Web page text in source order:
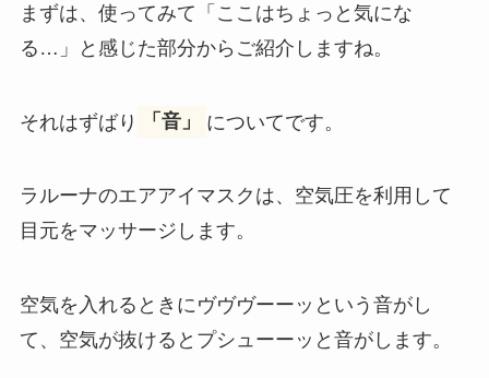
まずは、使ってみて「ここはちょっと気にな
る…」と感じた部分からご紹介しますね。
それはずばり 「音」 についてです。
ラルーナのエアアイマスクは、空気圧を利用して
目元をマッサージします。
空気を入れるときにヴヴヴーーッという音がし
て、空気が抜けるとプシューーッと音がします。